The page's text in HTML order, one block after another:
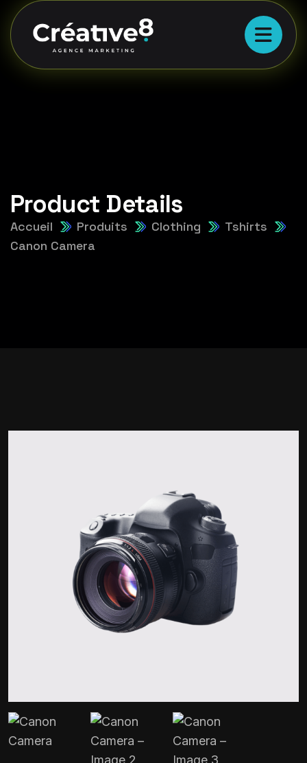
Product Details
Accueil Produits Clothing
Tshirts
Canon Camera